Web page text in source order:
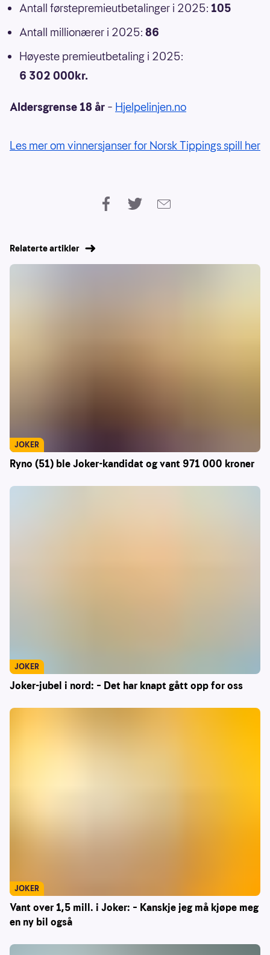
Antall førstepremieutbetalinger i 2025: 105
Antall millionærer i 2025: 86
Høyeste premieutbetaling i 2025:
6 302 000kr.
Aldersgrense 18 år – Hjelpelinjen.no
Les mer om vinnersjanser for Norsk Tippings spill her
Relaterte artikler
Ryno (51) ble Joker-kandidat og vant 971 000 kroner
JOKER
Joker-jubel i nord: – Det har knapt gått opp for oss
JOKER
Vant over 1,5 mill. i Joker: – Kanskje jeg må kjøpe meg
en ny bil også
JOKER